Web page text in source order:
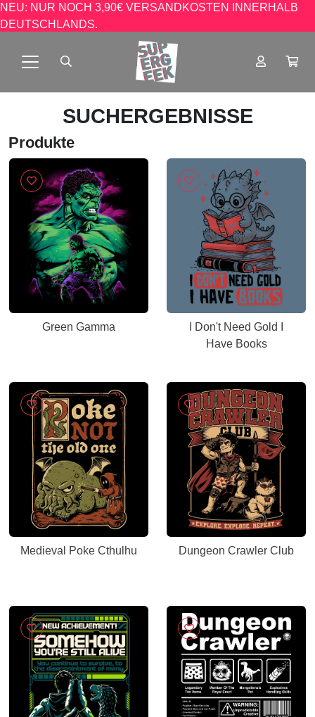
NEU: NUR NOCH 3,90€ VERSANDKOSTEN INNERHALB
DEUTSCHLANDS.
SUCHERGEBNISSE
Produkte
Green Gamma
I Don't Need Gold I
Have Books
Medieval Poke Cthulhu Dungeon Crawler Club